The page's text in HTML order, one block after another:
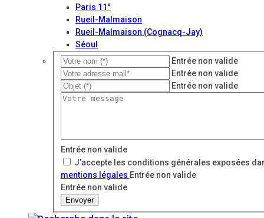
Paris 11°
Rueil-Malmaison
Rueil-Malmaison (Cognacq-Jay)
Séoul
Entrée non valide
Entrée non valide
Entrée non valide
Entrée non valide
J’accepte les conditions générales exposées
mentions légales Entrée non valide
Entrée non valide
Envoyer